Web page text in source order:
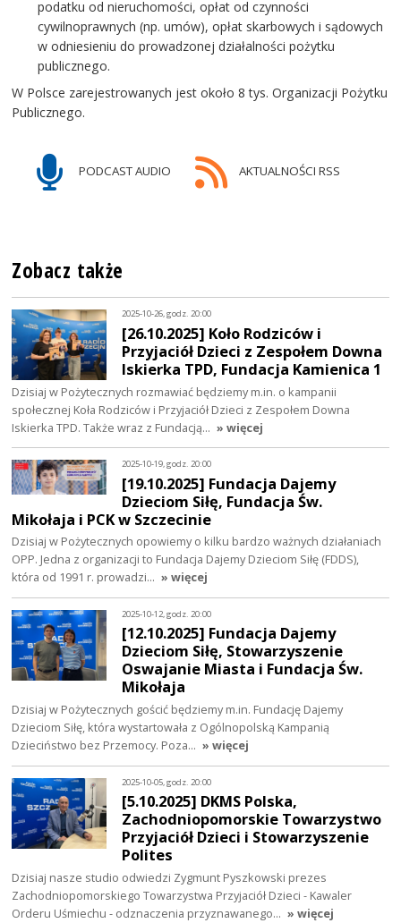
podatku od nieruchomości, opłat od czynności
cywilnoprawnych (np. umów), opłat skarbowych i sądowych
w odniesieniu do prowadzonej działalności pożytku
publicznego.
W Polsce zarejestrowanych jest około 8 tys. Organizacji Pożytku
Publicznego.
PODCAST AUDIO AKTUALNOŚCI RSS
Zobacz także
2025-10-26, godz. 20:00
[26.10.2025] Koło Rodziców i
Przyjaciół Dzieci z Zespołem Downa
Iskierka TPD, Fundacja Kamienica 1
Dzisiaj w Pożytecznych rozmawiać będziemy m.in. o kampanii
społecznej Koła Rodziców i Przyjaciół Dzieci z Zespołem Downa
Iskierka TPD. Także wraz z Fundacją… » więcej
2025-10-19, godz. 20:00
[19.10.2025] Fundacja Dajemy
Dzieciom Siłę, Fundacja Św.
Mikołaja i PCK w Szczecinie
Dzisiaj w Pożytecznych opowiemy o kilku bardzo ważnych działaniach
OPP. Jedna z organizacji to Fundacja Dajemy Dzieciom Siłę (FDDS),
która od 1991 r. prowadzi… » więcej
2025-10-12, godz. 20:00
[12.10.2025] Fundacja Dajemy
Dzieciom Siłę, Stowarzyszenie
Oswajanie Miasta i Fundacja Św.
Mikołaja
Dzisiaj w Pożytecznych gościć będziemy m.in. Fundację Dajemy
Dzieciom Siłę, która wystartowała z Ogólnopolską Kampanią
Dzieciństwo bez Przemocy. Poza… » więcej
2025-10-05, godz. 20:00
[5.10.2025] DKMS Polska,
Zachodniopomorskie Towarzystwo
Przyjaciół Dzieci i Stowarzyszenie
Polites
Dzisiaj nasze studio odwiedzi Zygmunt Pyszkowski prezes
Zachodniopomorskiego Towarzystwa Przyjaciół Dzieci - Kawaler
Orderu Uśmiechu - odznaczenia przyznawanego… » więcej